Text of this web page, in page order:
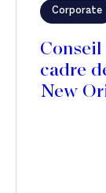
Corporate
Conseil
cadre
New